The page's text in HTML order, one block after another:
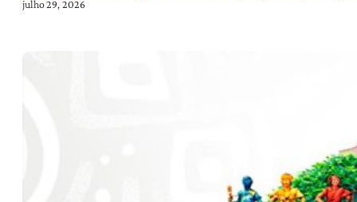
julho 29, 2026